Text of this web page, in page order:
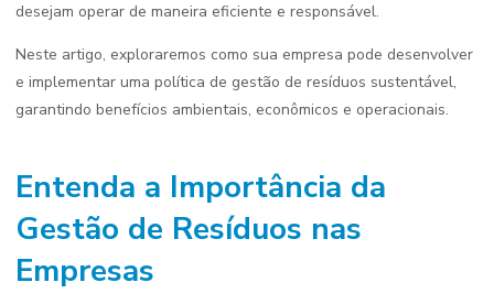
desejam operar de maneira eficiente e responsável.
Neste artigo, exploraremos como sua empresa pode desenvolver
e implementar uma política de gestão de resíduos sustentável,
garantindo benefícios ambientais, econômicos e operacionais.
Entenda a Importância da
Gestão de Resíduos nas
Empresas